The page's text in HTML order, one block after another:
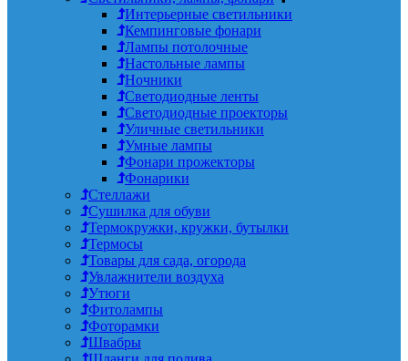
Интерьерные светильники
Кемпинговые фонари
Лампы потолочные
Настольные лампы
Ночники
Светодиодные ленты
Светодиодные проекторы
Уличные светильники
Умные лампы
Фонари прожекторы
Фонарики
Стеллажи
Сушилка для обуви
Термокружки, кружки, бутылки
Термосы
Товары для сада, огорода
Увлажнители воздуха
Утюги
Фитолампы
Фоторамки
Швабры